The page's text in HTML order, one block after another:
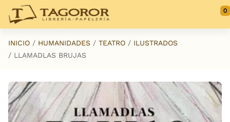
Saltar al contenido principal
0
INICIO HUMANIDADES TEATRO
ILUSTRADOS
LLAMADLAS BRUJAS